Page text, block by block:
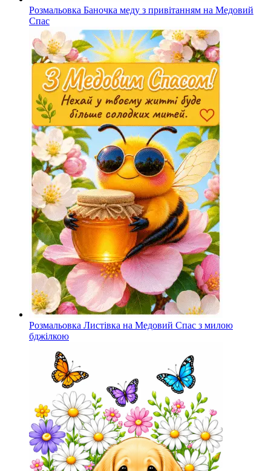
Розмальовка Баночка меду з привітанням на Медовий
Спас
Розмальовка Листівка на Медовий Спас з милою
бджілкою